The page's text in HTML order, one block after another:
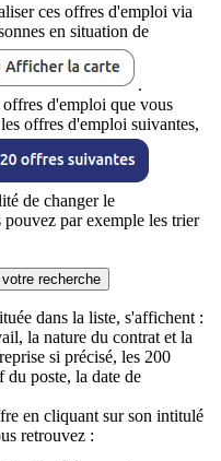
ces offres d'emploi via
en situation de
.
d'emploi que vous
offres d'emploi suivantes,
de changer le
pouvez par exemple les trier
recherche
dans la liste, s'affichent :
la nature du contrat et la
si précisé, les 200
du poste, la date de
en cliquant sur son intitulé
retrouvez :